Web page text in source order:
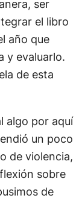
ser
el libro
año que
y evaluarlo.
de esta
algo por aquí
un poco
de violencia,
sobre
de